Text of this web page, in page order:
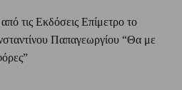
τις Εκδόσεις Επίμετρο το
Παπαγεωργίου “Θα με